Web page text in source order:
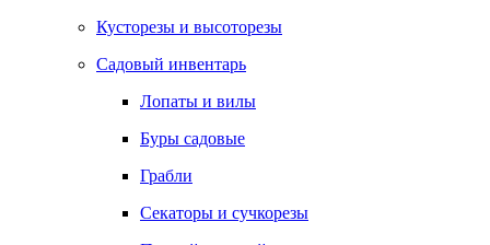
Кусторезы и высоторезы
Садовый инвентарь
Лопаты и вилы
Буры садовые
Грабли
Секаторы и сучкорезы